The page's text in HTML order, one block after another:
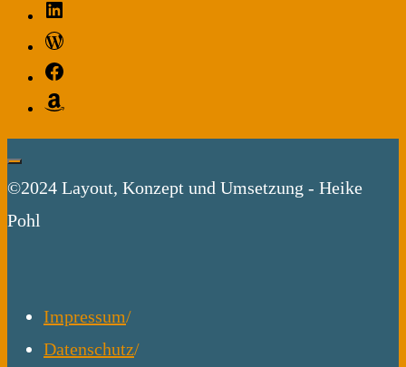
Verbrechen."
©2024 Layout, Konzept und Umsetzung - Heike
Pohl
Impressum/
Datenschutz/